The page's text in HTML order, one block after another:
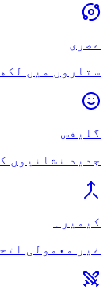
عصری
ستاروں میں
گلیفس
جدید نشانیوں
کیمیرہ
غیر معمولی